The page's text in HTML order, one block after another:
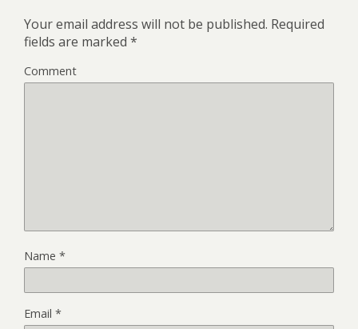
Your email address will not be published. Required
fields are marked *
Comment
Name *
Email *